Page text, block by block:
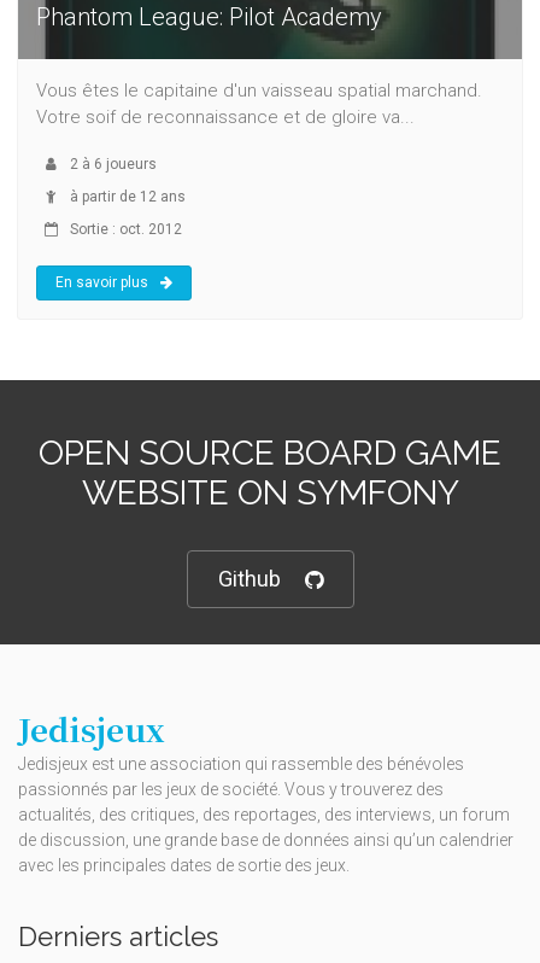
Phantom League: Pilot Academy
Vous êtes le capitaine d'un vaisseau spatial marchand.
Votre soif de reconnaissance et de gloire va...
2 à 6 joueurs
à partir de 12 ans
Sortie : oct. 2012
En savoir plus
OPEN SOURCE BOARD GAME
WEBSITE ON SYMFONY
Github
Jedisjeux
Jedisjeux est une association qui rassemble des bénévoles
passionnés par les jeux de société. Vous y trouverez des
actualités, des critiques, des reportages, des interviews, un forum
de discussion, une grande base de données ainsi qu’un calendrier
avec les principales dates de sortie des jeux.
Derniers articles